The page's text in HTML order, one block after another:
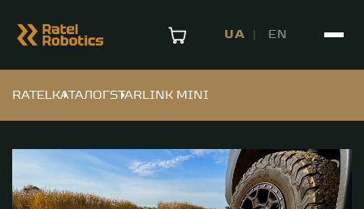
UA EN
RATEL КАТАЛОГSTARLINK MINI